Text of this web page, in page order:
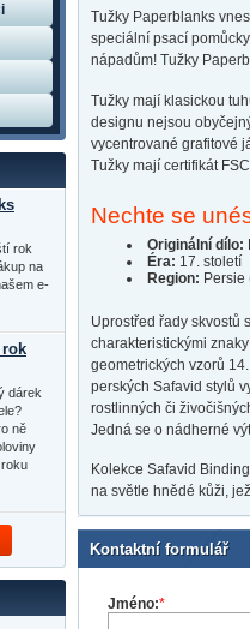
Tužky Paperblanks
speciální psací
nápadům! Tužky
Tužky mají klasickou
designu nejsou
vycentrované grafitové
Tužky mají certifikát
Nechte se
Originální dílo:
Éra: 17. století
Region: Persie
Uprostřed řady skvostů
charakteristickými
geometrických vzorů
perských Safavid stylů
rostlinných či
Jedná se o nádherné
Kolekce Safavid
na světle hnědé kůži,
Kontaktní formulář
Jméno:*
rok
na
e-
rok
dárek
ně